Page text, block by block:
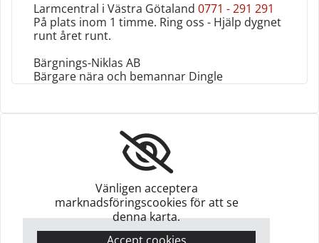
Larmcentral i Västra Götaland 0771 - 291 291
På plats inom 1 timme. Ring oss - Hjälp dygnet
runt året runt‎.
Bärgnings-Niklas AB
Bärgare nära och bemannar Dingle
Vänligen acceptera
marknadsföringscookies för att se
denna karta.